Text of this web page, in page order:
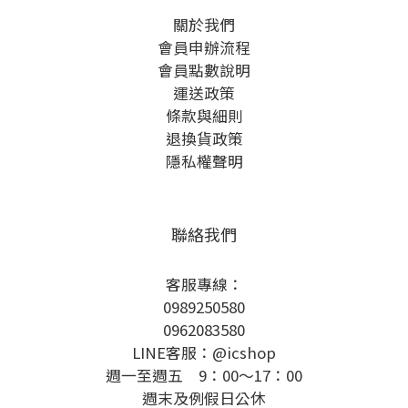
關於我們
會員申辦流程
會員點數說明
運送政策
條款與細則
退換貨政策
隱私權聲明
聯絡我們
客服專線：
0989250580
0962083580
LINE客服：@icshop
週一至週五 9：00～17：00
週末及例假日公休